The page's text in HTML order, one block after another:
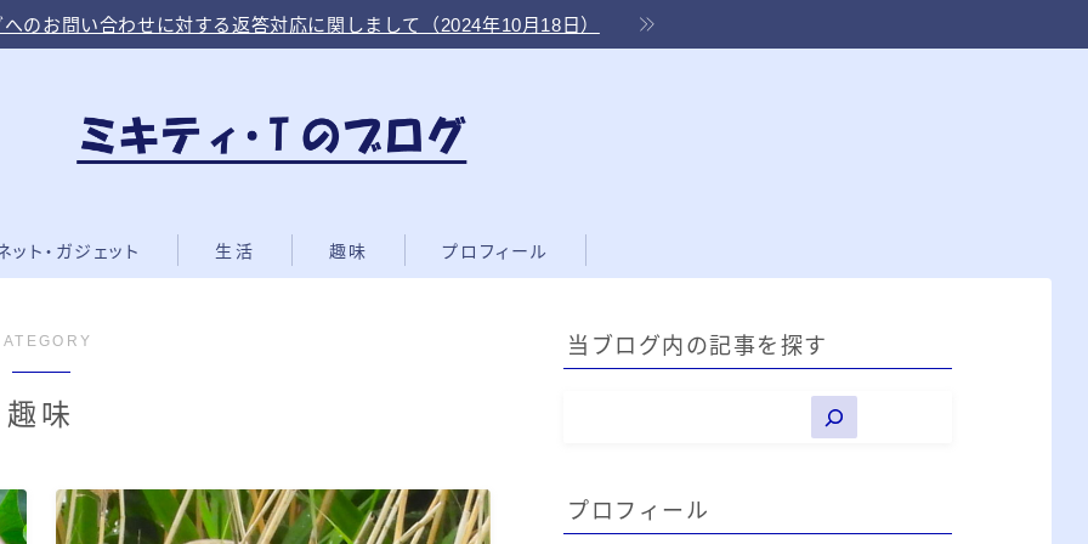
のお問い合わせに対する返答対応に関しまして（2024年10月18日）
ット・ガジェット 生活 趣味 プロフィール
趣味
当ブログ内の記事を探す
プロフィール